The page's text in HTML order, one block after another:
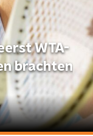
WTA-
brachten